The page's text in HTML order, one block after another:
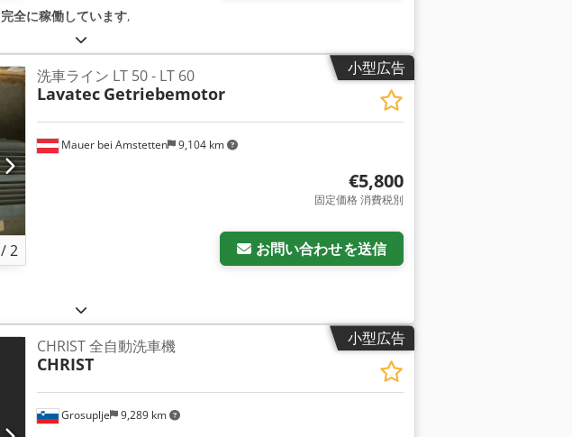
完全に稼働しています,
小型広告
さらに画像をリクエスト
/2
Mauer bei Amstetten 9,104 km
洗車ライン LT 50 - LT 60
Lavatec Getriebemotor
€5,800
固定価格 消費税別
お問い合わせを送信
小型広告
Grosuplje 9,289 km
CHRIST 全自動洗車機
CHRIST